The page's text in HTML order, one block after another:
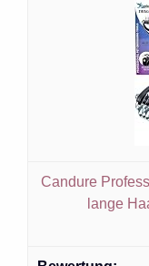
Candure
lange